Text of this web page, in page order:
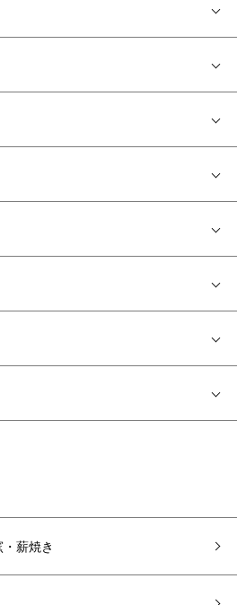
薪焼き